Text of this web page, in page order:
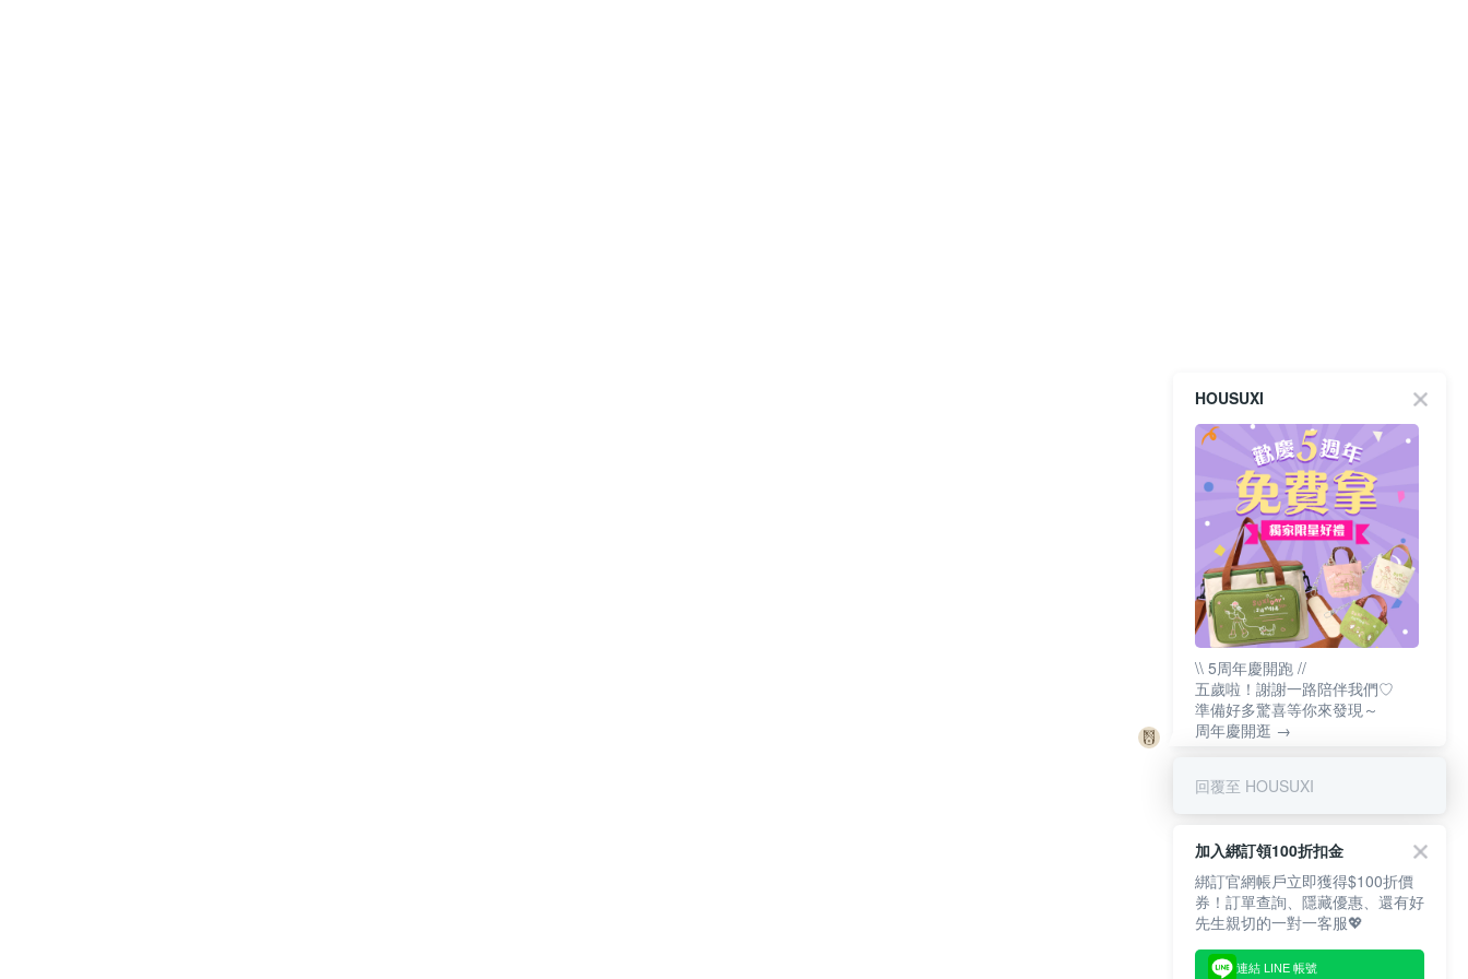
HOUSUXI
\\ 5周年慶開跑 //
五歲啦！謝謝一路陪伴我們♡
準備好多驚喜等你來發現～
周年慶開逛 →
回覆至 HOUSUXI
加入綁訂領100折扣金
綁訂官網帳戶立即獲得$100折價
券！訂單查詢、隱藏優惠、還有好
先生親切的一對一客服💖
連結 LINE 帳號